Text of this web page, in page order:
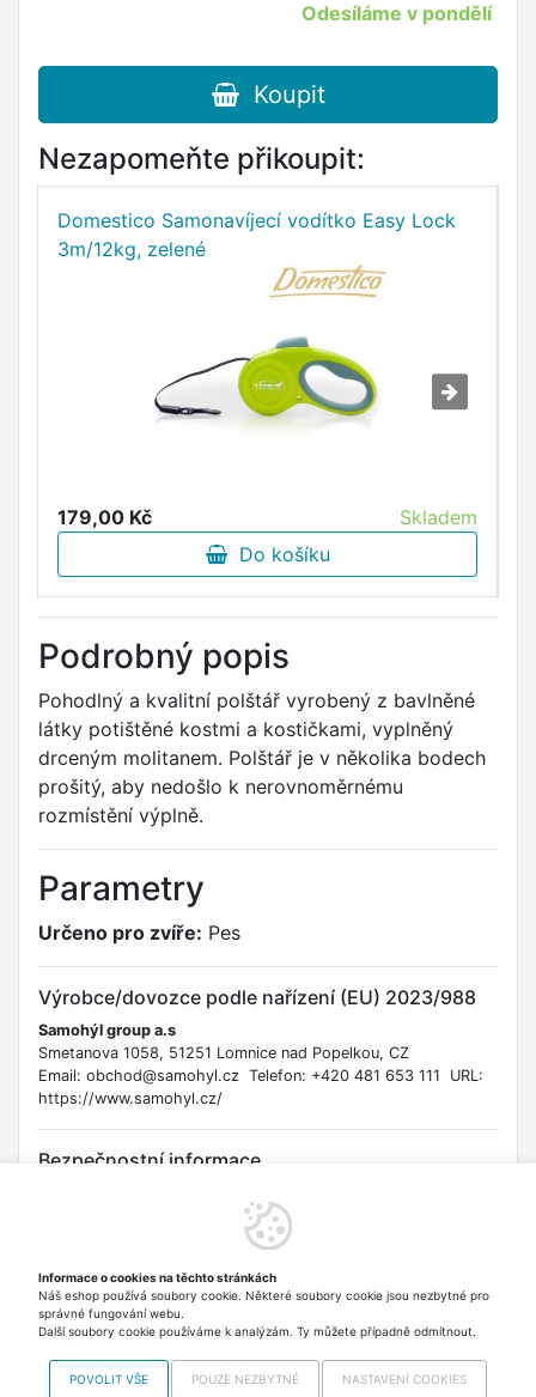
Odesíláme v pondělí
Koupit
Nezapomeňte přikoupit:
Domestico Samonavíjecí vodítko Easy Lock
3m/12kg, zelené
179,00 Kč
Skladem
Do košíku
Podrobný popis
Pohodlný a kvalitní polštář vyrobený z bavlněné
látky potištěné kostmi a kostičkami, vyplněný
drceným molitanem. Polštář je v několika bodech
prošitý, aby nedošlo k nerovnoměrnému
rozmístění výplně.
Parametry
Určeno pro zvíře: Pes
Výrobce/dovozce podle nařízení (EU) 2023/988
Samohýl group a.s
Smetanova 1058, 51251 Lomnice nad Popelkou, CZ
Email: obchod@samohyl.cz Telefon: +420 481 653 111 URL:
https://www.samohyl.cz/
Bezpečnostní informace
jiných zdrojů tepla. Pravidelně kontrolujte, zda se neuvolňují
malé části, které by mohly představovat riziko udušení.
bezpečnosti výrobků a nařízení REACH (ES) č. 1907/2006
týkajícímu se chemických látek. Věkové omezení: Není určeno
pro lidské kojence.
Informace o cookies na těchto stránkách
Náš eshop používá soubory cookie. Některé soubory cookie jsou nezbytné pro
správné fungování webu.
Další soubory cookie používáme k analýzám. Ty můžete případně odmítnout.
POVOLIT VŠE POUZE NEZBYTNÉ NASTAVENÍ COOKIES